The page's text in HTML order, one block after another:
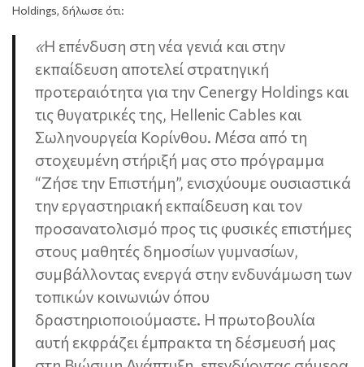
Holdings, δήλωσε ότι:
«Η επένδυση στη νέα γενιά και στην
εκπαίδευση αποτελεί στρατηγική
προτεραιότητα για την Cenergy Holdings και
τις θυγατρικές της, Hellenic Cables και
Σωληνουργεία Κορίνθου. Μέσα από τη
στοχευμένη στήριξή μας στο πρόγραμμα
“Ζήσε την Επιστήμη”, ενισχύουμε ουσιαστικά
την εργαστηριακή εκπαίδευση και τον
προσανατολισμό προς τις φυσικές επιστήμες
στους μαθητές δημοσίων γυμνασίων,
συμβάλλοντας ενεργά στην ενδυνάμωση των
τοπικών κοινωνιών όπου
δραστηριοποιούμαστε. Η πρωτοβουλία
αυτή εκφράζει έμπρακτα τη δέσμευσή μας